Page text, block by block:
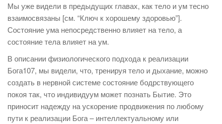
Мы уже видели в предыдущих главах, как тело и ум тесно
взаимосвязаны [см. “Ключ к хорошему здоровью”].
Состояние ума непосредственно влияет на тело, а
состояние тела влияет на ум.
В описании физиологического подхода к реализации
Бога107, мы видели, что, тренируя тело и дыхание, можно
создать в нервной системе состояние бодрствующего
покоя так, что индивидуум может познать Бытие. Это
приносит надежду на ускорение продвижения по любому
пути к реализации Бога – интеллектуальному или